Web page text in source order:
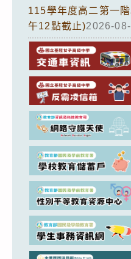
115學年度高二第一
午12點截止)2026-